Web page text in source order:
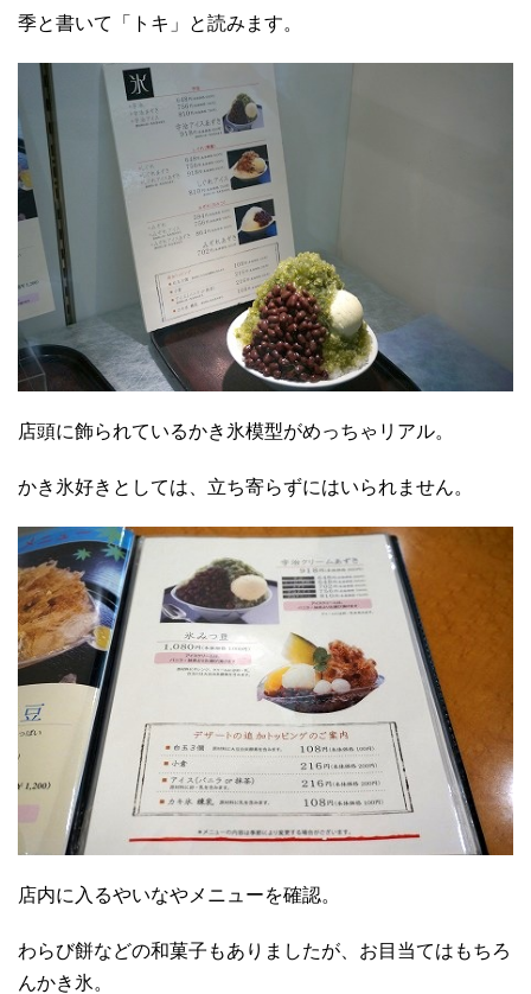
季と書いて「トキ」と読みます。
店頭に飾られているかき氷模型がめっちゃリアル。
かき氷好きとしては、立ち寄らずにはいられません。
店内に入るやいなやメニューを確認。
わらび餅などの和菓子もありましたが、お目当てはもちろ
んかき氷。